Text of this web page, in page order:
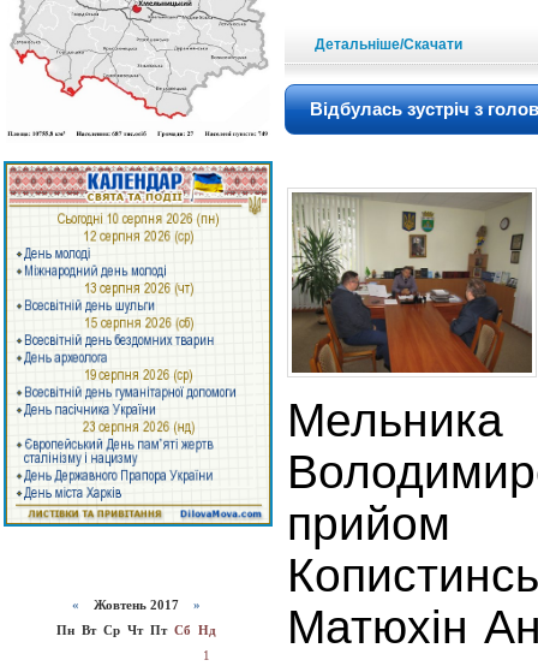
« Жовтень 2017 »
Пн Вт Ср Чт Пт Сб Нд
1
Детальніше/Скачати
Відбулась зустріч з
прийом
Матюхін